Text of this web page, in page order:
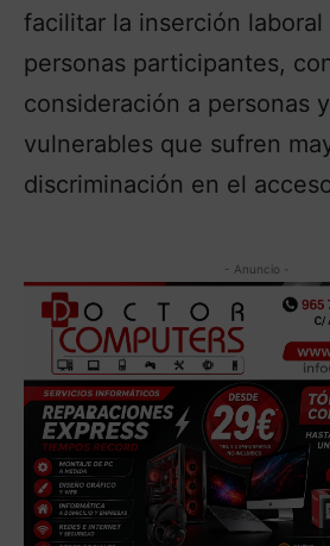
facilitar la inserción laboral
personas participantes,
consideración a personas
vulnerables que sufren
discriminación en el
- Anuncio -